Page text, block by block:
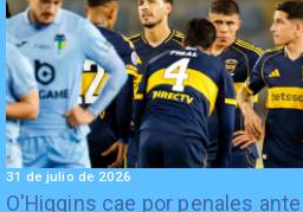
O'Higgins cae por penales ante
31 de julio de 2026